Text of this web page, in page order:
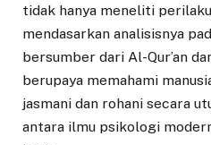
tidak hanya meneliti
mendasarkan analisisnya
bersumber dari Al-Qur’an
berupaya memahami
jasmani dan rohani secara
antara ilmu psikologi